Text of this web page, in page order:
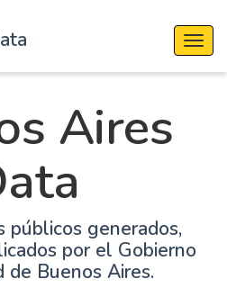
Aires
públicos generados,
por el Gobierno
de Buenos Aires.